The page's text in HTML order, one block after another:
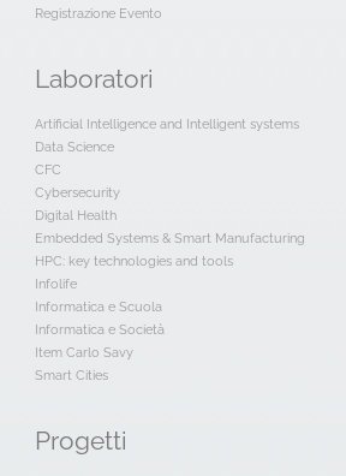
Registrazione Evento
Laboratori
Artificial Intelligence and Intelligent systems
Data Science
CFC
Cybersecurity
Digital Health
Embedded Systems & Smart Manufacturing
HPC: key technologies and tools
Infolife
Informatica e Scuola
Informatica e Società
Item Carlo Savy
Smart Cities
Progetti